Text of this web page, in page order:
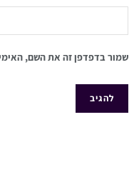
שמור בדפדפן זה את השם,